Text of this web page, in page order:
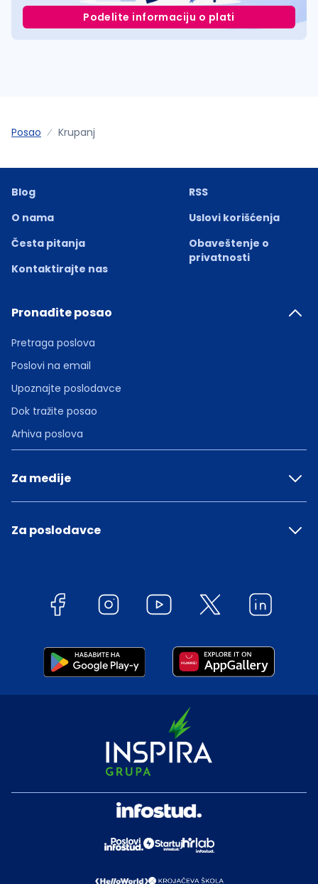
Podelite informaciju o plati
Posao Krupanj
Blog
O nama
Česta pitanja
Kontaktirajte nas
RSS
Uslovi korišćenja
Obaveštenje o
privatnosti
Pronađite posao
Pretraga poslova
Poslovi na email
Upoznajte poslodavce
Dok tražite posao
Arhiva poslova
Za medije
Za poslodavce